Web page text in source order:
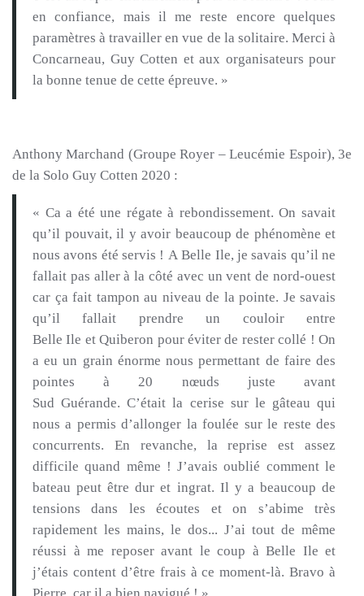
en confiance, mais il me reste encore quelques
paramètres à travailler en vue de la solitaire. Merci à
Concarneau, Guy Cotten et aux organisateurs pour
la bonne tenue de cette épreuve. »
Anthony Marchand (Groupe Royer – Leucémie Espoir), 3e
de la Solo Guy Cotten 2020 :
« Ca a été une régate à rebondissement. On savait
qu’il pouvait, il y avoir beaucoup de phénomène et
nous avons été servis ! A Belle Ile, je savais qu’il ne
fallait pas aller à la côté avec un vent de nord-ouest
car ça fait tampon au niveau de la pointe. Je savais
qu’il fallait prendre un couloir entre
Belle Ile et Quiberon pour éviter de rester collé ! On
a eu un grain énorme nous permettant de faire des
pointes à 20 nœuds juste avant
Sud Guérande. C’était la cerise sur le gâteau qui
nous a permis d’allonger la foulée sur le reste des
concurrents.
En revanche, la reprise est assez
difficile quand même ! J’avais oublié comment le
bateau peut être dur et ingrat. Il y a beaucoup de
tensions dans les écoutes et on s’abime
très
rapidement les mains, le dos... J’ai tout de même
réussi à me reposer avant le coup à Belle Ile et
j’étais content d’être frais à ce moment-là. Bravo à